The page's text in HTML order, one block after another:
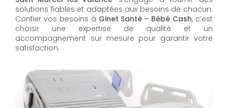
solutions fiables et adaptées aux besoins de chacun.
Confier vos besoins à Ginet Santé - Bébé Cash, c’est
choisir une expertise de qualité et un
accompagnement sur mesure pour garantir votre
satisfaction.